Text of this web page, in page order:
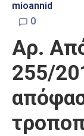
Δήμου
Αποφάσεις
Τηλέφωνα
mioannid
0
Αρ.
255/